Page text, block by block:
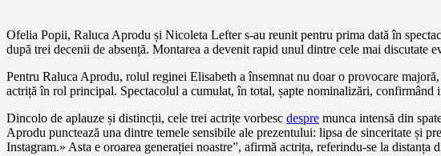
Ofelia Popii, Raluca Aprodu și Nicoleta Lefter s-au reunit pentru prima dată în
după trei decenii de absență. Montarea a devenit rapid unul dintre cele mai
Pentru Raluca Aprodu, rolul reginei Elisabeth a însemnat nu doar o provocare
actriță în rol principal. Spectacolul a cumulat, în total, șapte nominalizări, confirmând
Dincolo de aplauze și distincții, cele trei actrițe vorbesc despre munca intensă din
Aprodu punctează una dintre temele sensibile ale prezentului: lipsa de sinceritate și
Instagram.» Asta e oroarea generației noastre”, afirmă actrița, referindu-se la distanța